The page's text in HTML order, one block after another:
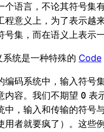
个语言，不论其符号集
程意义上，为了表示越
号集，而在语义上表示
统是一种特殊的 Code
编码系统中，输入符号
内容。我们不期望 0 表
中，输入和传输的符号
用者就要疯了）。这些